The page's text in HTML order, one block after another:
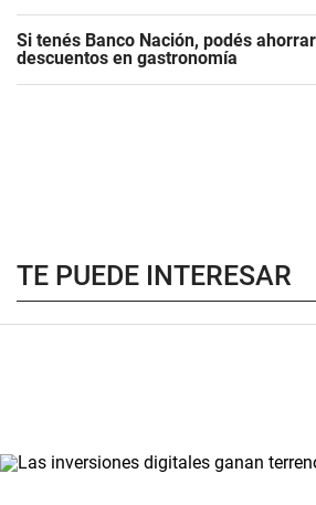
Si tenés Banco Nación, podés
descuentos en gastronomía
TE PUEDE INTERESAR